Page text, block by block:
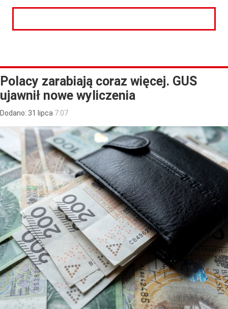
Polacy zarabiają coraz więcej. GUS
ujawnił nowe wyliczenia
Dodano: 31 lipca 7:07